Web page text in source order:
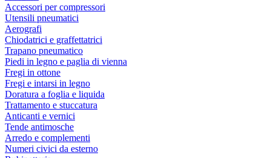
Accessori per compressori
Utensili pneumatici
Aerografi
Chiodatrici e graffettatrici
Trapano pneumatico
Piedi in legno e paglia di vienna
Fregi in ottone
Fregi e intarsi in legno
Doratura a foglia e liquida
Trattamento e stuccatura
Anticanti e vernici
Tende antimosche
Arredo e complementi
Numeri civici da esterno